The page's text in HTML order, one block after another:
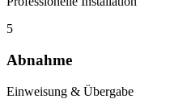
5
Abnahme
Einweisung & Übergabe